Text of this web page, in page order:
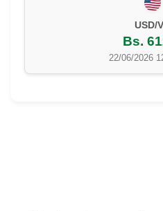
USD/
Bs.
22/06/2026